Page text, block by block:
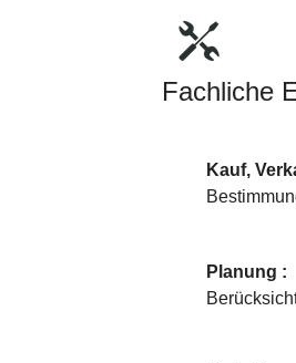
Fachliche
Kauf,
Planung :